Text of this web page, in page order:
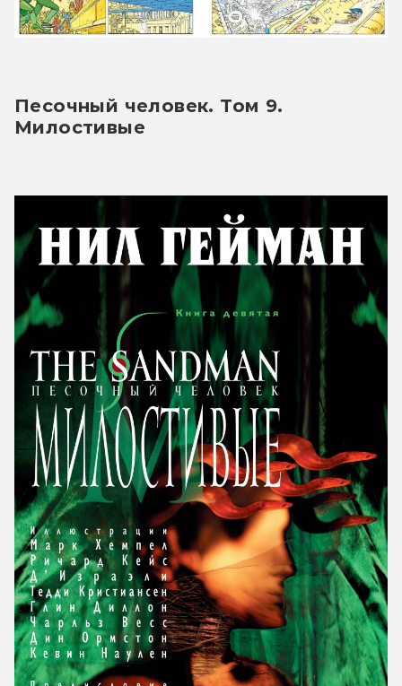
Песочный человек. Том 9.
Милостивые